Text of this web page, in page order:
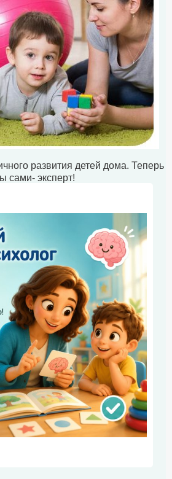
развития детей дома. Теперь
сами- эксперт!